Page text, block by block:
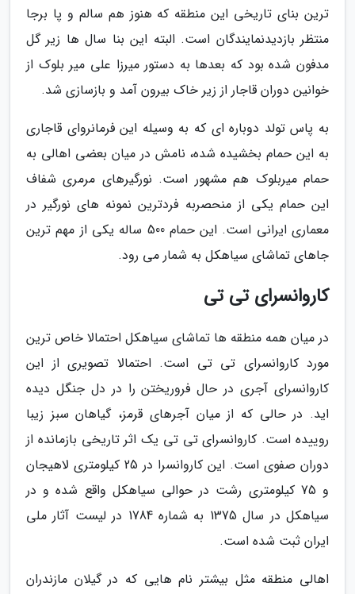
ترین بنای تاریخی این منطقه که هنوز هم سالم و پا برجا
منتظر بازدیدنمایندگان است. البته این بنا سال ها زیر گل
مدفون شده بود که بعدها به دستور میرزا علی میر بلوک از
خوانین دوران قاجار از زیر خاک بیرون آمد و بازسازی شد.
به پاس تولد دوباره ای که به وسیله این فرمانروای قاجاری
به این حمام بخشیده شده، نامش در میان بعضی اهالی به
حمام میربلوک هم مشهور است. نورگیرهای مرمری شفاف
این حمام یکی از منحصربه فردترین نمونه های نورگیر در
معماری ایرانی است. این حمام 500 ساله یکی از مهم ترین
جاهای تماشای سیاهکل به شمار می رود.
کاروانسرای تی تی
در میان همه منطقه ها تماشای سیاهکل احتمالا خاص ترین
مورد کاروانسرای تی تی است. احتمالا تصویری از این
کاروانسرای آجری در حال فروریختن را در دل جنگل دیده
اید. در حالی که از میان آجرهای قرمز، گیاهان سبز زیبا
روییده است. کاروانسرای تی تی یک اثر تاریخی بازمانده از
دوران صفوی است. این کاروانسرا در 25 کیلومتری لاهیجان
و 75 کیلومتری رشت در حوالی سیاهکل واقع شده و در
سیاهکل در سال 1375 به شماره 1784 در لیست آثار ملی
ایران ثبت شده است.
اهالی منطقه مثل بیشتر نام هایی که در گیلان مازندران